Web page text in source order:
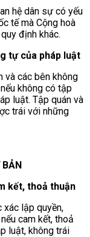
hệ dân sự có yếu
tế mà Cộng hoà
định khác.
tự của pháp luật
và các bên không
không có tập
luật. Tập quán và
trái với những
BẢN
kết, thoả thuận
xác lập quyền,
cam kết, thoả
luật, không trái